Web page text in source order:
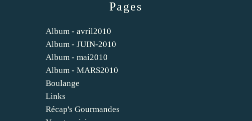
Pages
Album - avril2010
Album - JUIN-2010
Album - mai2010
Album - MARS2010
Boulange
Links
Récap's Gourmandes